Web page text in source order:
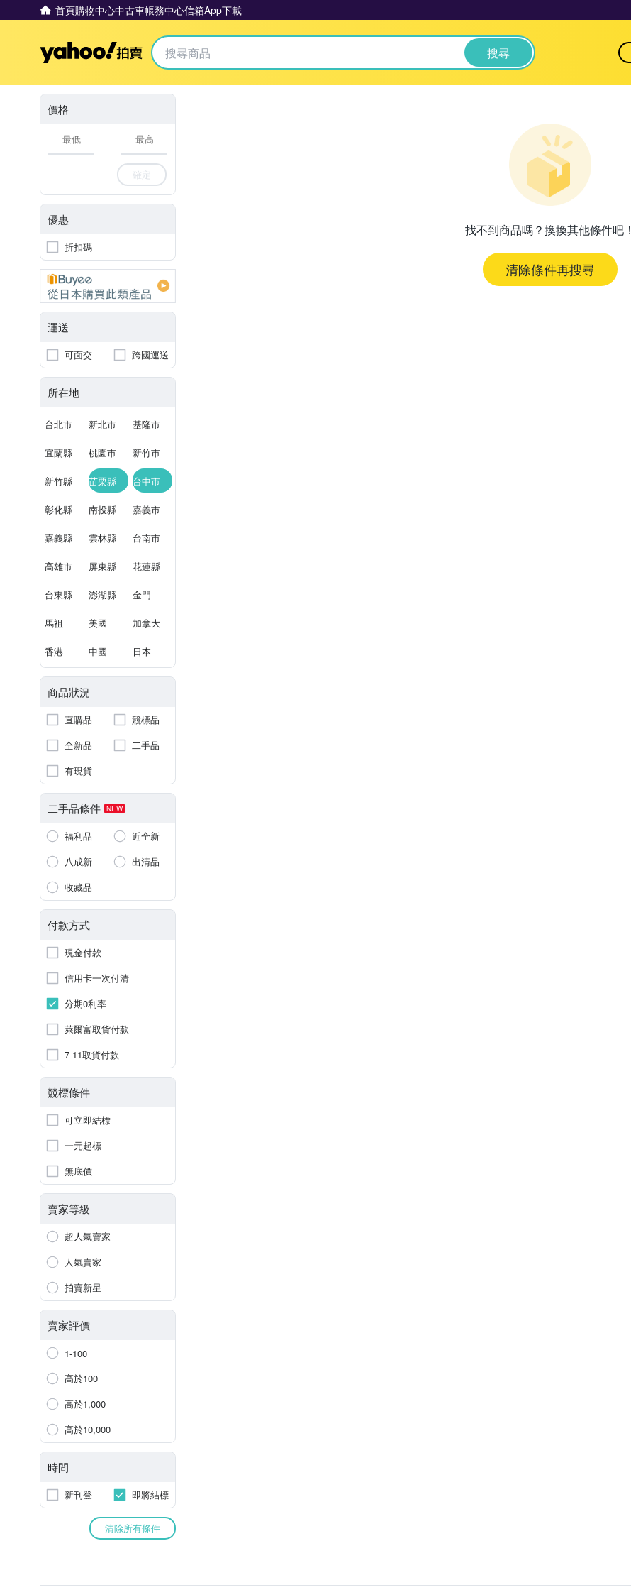
首頁購物中心中古車帳務中心信箱App下載
Yahoo拍賣 搜尋
價格
-
確定
優惠
折扣碼
運送
可面交 跨國運送
所在地
台北市 新北市 基隆市
宜蘭縣 桃園市 新竹市
新竹縣 苗栗縣 台中市
彰化縣 南投縣 嘉義市
嘉義縣 雲林縣 台南市
高雄市 屏東縣 花蓮縣
台東縣 澎湖縣 金門
馬祖 美國 加拿大
香港 中國 日本
商品狀況
直購品
競標品
全新品
二手品
有現貨
二手品條件 NEW
福利品
近全新
八成新
出清品
收藏品
付款方式
現金付款
信用卡一次付清
分期0利率
萊爾富取貨付款
7-11取貨付款
競標條件
可立即結標
一元起標
無底價
賣家等級
超人氣賣家
人氣賣家
拍賣新星
賣家評價
1-100
高於100
高於1,000
高於10,000
時間
新刊登 即將結標
清除所有條件
找不到商品嗎？換換其他條件吧！
清除條件再搜尋